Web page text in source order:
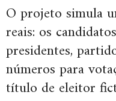
O projeto simula
reais: os
presidentes,
números para
título de eleitor